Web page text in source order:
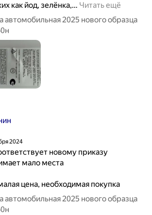
как йод, зелёнка,… Читать ещё
автомобильная 2025 нового образца
2024
новому приказу
мало места
цена, необходимая покупка
автомобильная 2025 нового образца